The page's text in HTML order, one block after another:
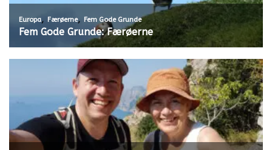
Europa, Færøerne, Fem Gode Grunde
Fem Gode Grunde: Færøerne